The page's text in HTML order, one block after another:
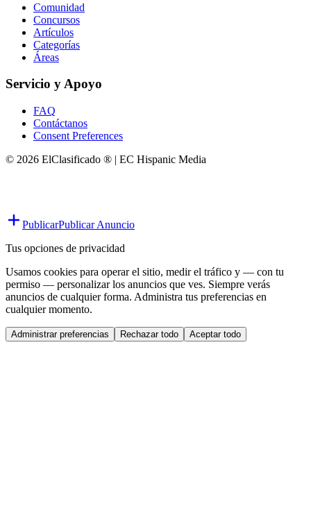
Comunidad
Concursos
Artículos
Categorías
Áreas
Servicio y Apoyo
FAQ
Contáctanos
Consent Preferences
© 2026 ElClasificado ® | EC Hispanic Media
PublicarPublicar Anuncio
Tus opciones de privacidad
Usamos cookies para operar el sitio, medir el tráfico y — con tu
permiso — personalizar los anuncios que ves. Siempre verás
anuncios de cualquier forma. Administra tus preferencias en
cualquier momento.
Administrar preferencias Rechazar todo Aceptar todo